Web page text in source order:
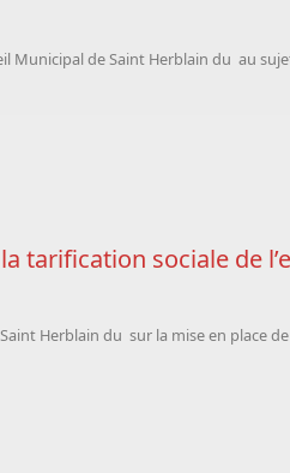
Municipal de Saint Herblain du au
tarification sociale de
Herblain du sur la mise en place